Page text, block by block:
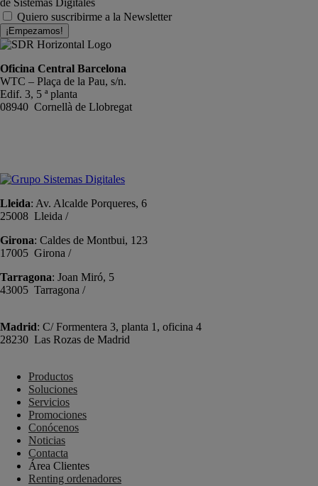
de Sistemas Digitales
Quiero suscribirme a la Newsletter
¡Empezamos!
Oficina Central Barcelona
WTC – Plaça de la Pau, s/n.
Edif. 3, 5 ª planta
08940 Cornellà de Llobregat
Lleida: Av. Alcalde Porqueres, 6
25008 Lleida /
Girona: Caldes de Montbui, 123
17005 Girona /
Tarragona: Joan Miró, 5
43005 Tarragona /
Madrid: C/ Formentera 3, planta 1, oficina 4
28230 Las Rozas de Madrid
Productos
Soluciones
Servicios
Promociones
Conócenos
Noticias
Contacta
Área Clientes
Renting ordenadores